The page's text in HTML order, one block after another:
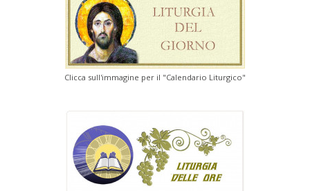
Clicca sull'immagine per il "Calendario Liturgico"